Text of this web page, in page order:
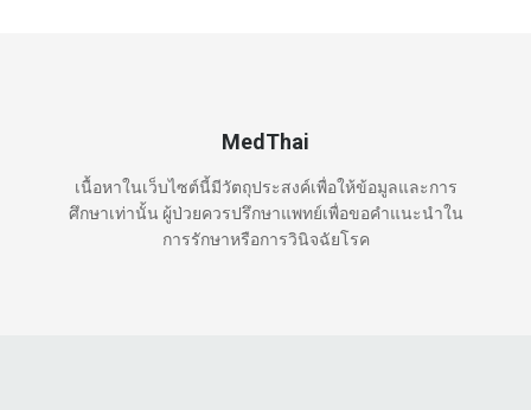
MedThai
เนื้อหาในเว็บไซต์นี้มีวัตถุประสงค์เพื่อให้ข้อมูลและการ
ศึกษาเท่านั้น ผู้ป่วยควรปรึกษาแพทย์เพื่อขอคำแนะนำใน
การรักษาหรือการวินิจฉัยโรค